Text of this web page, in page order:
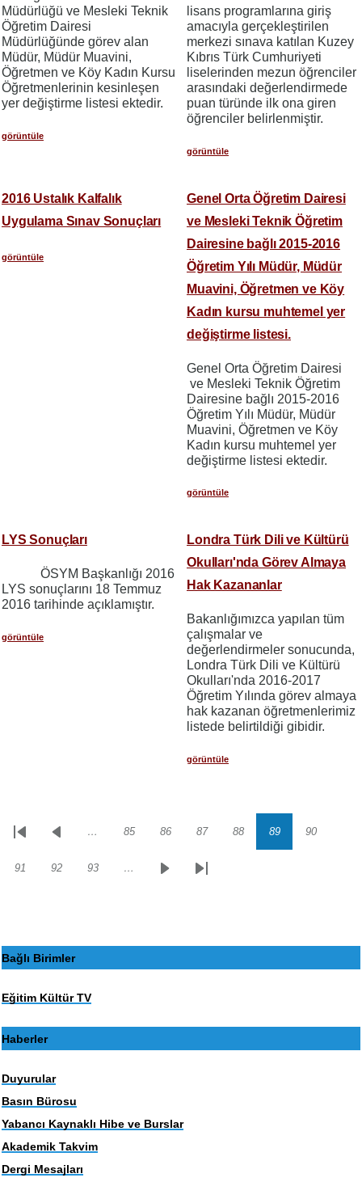
Müdürlüğü ve Mesleki Teknik
Öğretim Dairesi
Müdürlüğünde görev alan
Müdür, Müdür Muavini,
Öğretmen ve Köy Kadın Kursu
Öğretmenlerinin kesinleşen
yer değiştirme listesi ektedir.
görüntüle
lisans programlarına giriş
amacıyla gerçekleştirilen
merkezi sınava katılan Kuzey
Kıbrıs Türk Cumhuriyeti
liselerinden mezun öğrenciler
arasındaki değerlendirmede
puan türünde ilk ona giren
öğrenciler belirlenmiştir.
görüntüle
2016 Ustalık Kalfalık
Uygulama Sınav Sonuçları
görüntüle
Genel Orta Öğretim Dairesi
ve Mesleki Teknik Öğretim
Dairesine bağlı 2015-2016
Öğretim Yılı Müdür, Müdür
Muavini, Öğretmen ve Köy
Kadın kursu muhtemel yer
değiştirme listesi.
Genel Orta Öğretim Dairesi
ve Mesleki Teknik Öğretim
Dairesine bağlı 2015-2016
Öğretim Yılı Müdür, Müdür
Muavini, Öğretmen ve Köy
Kadın kursu muhtemel yer
değiştirme listesi ektedir.
görüntüle
LYS Sonuçları
ÖSYM Başkanlığı 2016
LYS sonuçlarını 18 Temmuz
2016 tarihinde açıklamıştır.
görüntüle
Londra Türk Dili ve Kültürü
Okulları'nda Görev Almaya
Hak Kazananlar
Bakanlığımızca yapılan tüm
çalışmalar ve
değerlendirmeler sonucunda,
Londra Türk Dili ve Kültürü
Okulları'nda 2016-2017
Öğretim Yılında görev almaya
hak kazanan öğretmenlerimiz
listede belirtildiği gibidir.
görüntüle
Sayfalama
İlk
Önceki… Sayfa
85 Sayfa
86 Sayfa
87 Sayfa
88 Sayfa
89 Sayfa
90
Sayfa
91 Sayfa
92 Sayfa
93 …
SonrakiSon
Bağlı Birimler
Eğitim Kültür TV
Haberler
Duyurular
Basın Bürosu
Yabancı Kaynaklı Hibe ve Burslar
Akademik Takvim
Dergi Mesajları